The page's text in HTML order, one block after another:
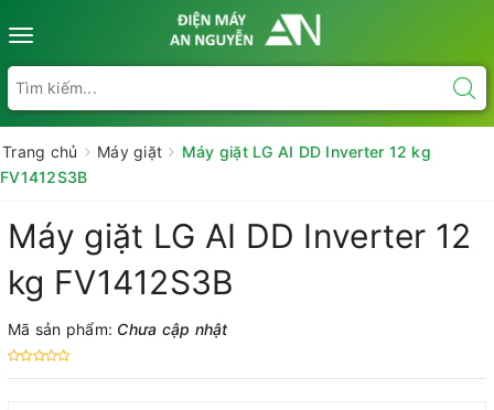
Toggle
Trang chủ Máy giặt
Máy giặt LG AI DD Inverter 12 kg
FV1412S3B
Máy giặt LG AI DD Inverter 12
kg FV1412S3B
Mã sản phẩm: Chưa cập nhật